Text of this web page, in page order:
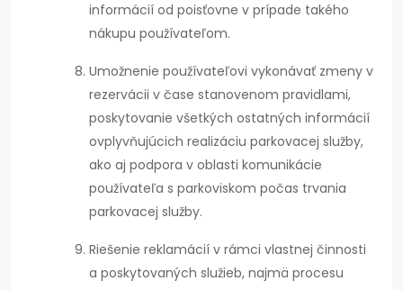
informácií od poisťovne v prípade takého
nákupu používateľom.
Umožnenie používateľovi vykonávať zmeny v
rezervácii v čase stanovenom pravidlami,
poskytovanie všetkých ostatných informácií
ovplyvňujúcich realizáciu parkovacej služby,
ako aj podpora v oblasti komunikácie
používateľa s parkoviskom počas trvania
parkovacej služby.
Riešenie reklamácií v rámci vlastnej činnosti
a poskytovaných služieb, najmä procesu